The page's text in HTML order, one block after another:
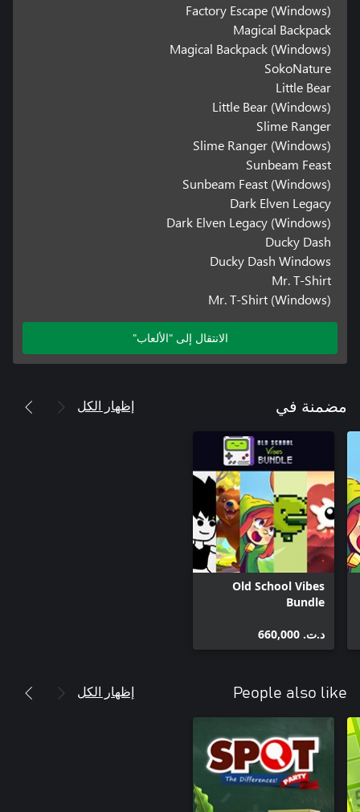
Factory Escape (Windows)
Magical Backpack
Magical Backpack (Windows)
SokoNature
Little Bear
Little Bear (Windows)
Slime Ranger
Slime Ranger (Windows)
Sunbeam Feast
Sunbeam Feast (Windows)
Dark Elven Legacy
Dark Elven Legacy (Windows)
Ducky Dash
Ducky Dash Windows
Mr. T-Shirt
Mr. T-Shirt (Windows)
الانتقال إلى "الألعاب"
مضمنة في إظهار الكل
Old School Vibes
Bundle
د.ت.‏ 660,000
People also like إظهار الكل